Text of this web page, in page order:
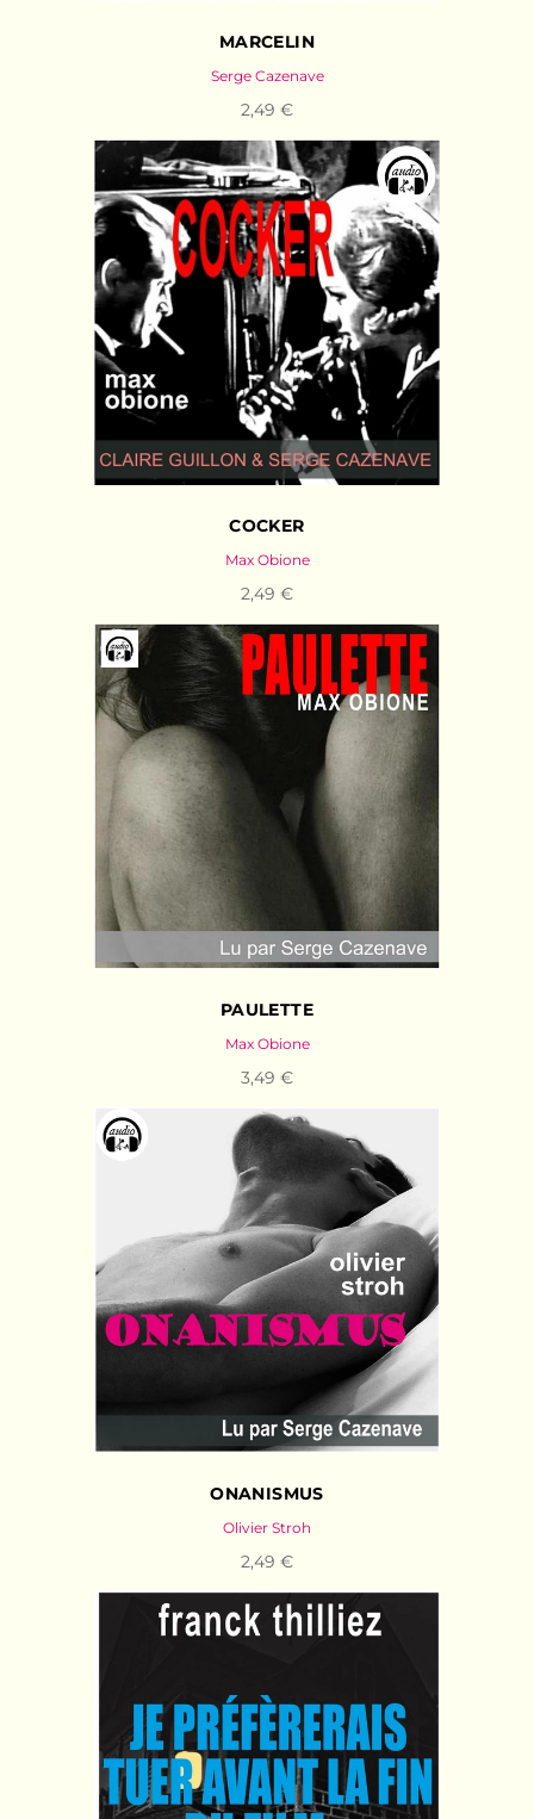
MARCELIN
Serge Cazenave
2,49 €
COCKER
Max Obione
2,49 €
PAULETTE
Max Obione
3,49 €
ONANISMUS
Olivier Stroh
2,49 €